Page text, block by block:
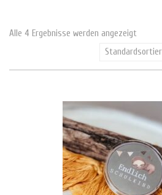
Alle 4 Ergebnisse werden angezeigt